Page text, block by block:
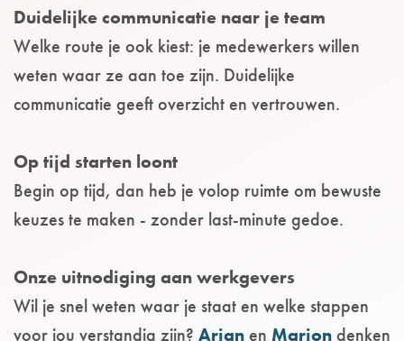
Duidelijke communicatie naar je team
Welke route je ook kiest: je medewerkers willen
weten waar ze aan toe zijn. Duidelijke
communicatie geeft overzicht en vertrouwen.
Op tijd starten loont
Begin op tijd, dan heb je volop ruimte om bewuste
keuzes te maken - zonder last-minute gedoe.
Onze uitnodiging aan werkgevers
Wil je snel weten waar je staat en welke stappen
voor jou verstandig zijn? Arjanen Marjondenken